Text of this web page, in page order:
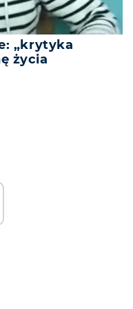
„krytyka
życia